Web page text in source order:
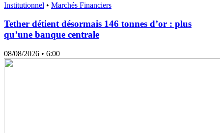
Institutionnel • Marchés Financiers
Tether détient désormais 146 tonnes d’or : plus
qu’une banque centrale
08/08/2026 • 6:00